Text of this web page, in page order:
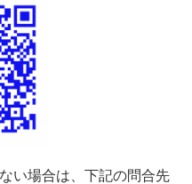
合は、下記の問合先